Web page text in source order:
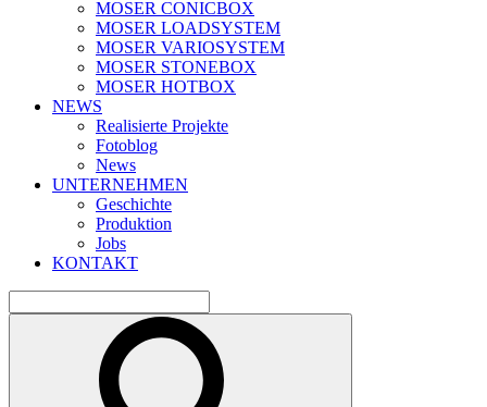
MOSER CONICBOX
MOSER LOADSYSTEM
MOSER VARIOSYSTEM
MOSER STONEBOX
MOSER HOTBOX
NEWS
Realisierte Projekte
Fotoblog
News
UNTERNEHMEN
Geschichte
Produktion
Jobs
KONTAKT